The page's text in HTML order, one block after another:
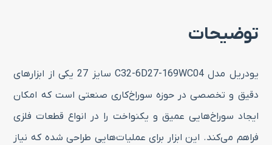
توضیحات
یودریل مدل C32-6D27-169WC04 سایز 27 یکی از ابزارهای
دقیق و تخصصی در حوزه سوراخ‌کاری صنعتی است که امکان
ایجاد سوراخ‌هایی عمیق و یکنواخت را در انواع قطعات فلزی
فراهم می‌کند. این ابزار برای عملیات‌هایی طراحی شده که نیاز